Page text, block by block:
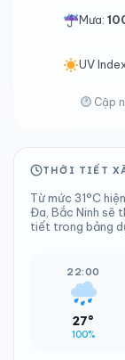
Mưa:
UV
Cập
THỜI TIẾT
Từ mức 31°C
Đa, Bắc Ninh sẽ
tiết trong bảng
22:00
27°
100%